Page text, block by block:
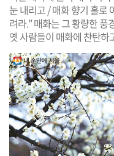
눈 내리고 / 매화 향기 홀로
려라.” 매화는 그 황량한
옛 사람들이 매화에 찬탄하